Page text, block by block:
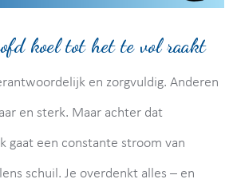
koel tot het te vol raakt
en zorgvuldig. Anderen
en sterk. Maar achter dat
gaat een constante stroom van
schuil. Je overdenkt alles – en